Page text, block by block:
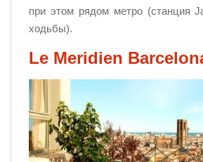
при этом рядом метро (станция
ходьбы).
Le Meridien